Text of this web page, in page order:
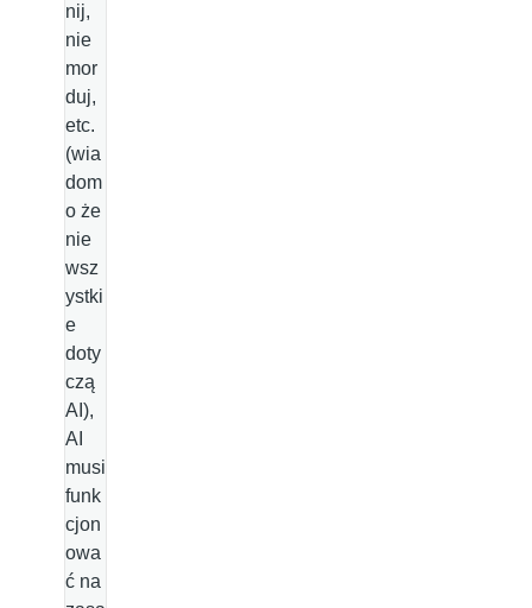
nij,
nie
mor
duj,
etc.
(wia
dom
o że
nie
wsz
ystki
e
doty
czą
AI),
AI
musi
funk
cjon
owa
ć na